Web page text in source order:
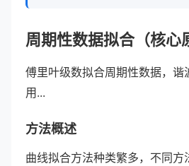
周期性数据拟合（核心
傅里叶级数拟合周期性数据，谐
用...
方法概述
曲线拟合方法种类繁多，不同方